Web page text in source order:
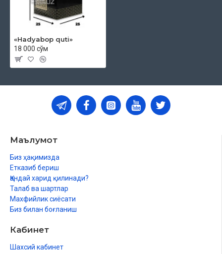
«Hadyabop quti»
18 000 сўм
Маълумот
Биз ҳақимизда
Етказиб бериш
Қандай харид қилинади?
Талаб ва шартлар
Махфийлик сиёсати
Биз билан боғланиш
Кабинет
Шахсий кабинет